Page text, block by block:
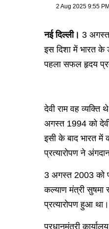
2 Aug 2025 9:55 PM
नई दिल्ली। 3 अगस्त
इस दिशा में भारत के
पहला सफल हृदय
देवी राम वह व्यक्ति
अगस्त 1994 को
इसी के बाद भारत में
प्रत्यारोपण ने
3 अगस्त 2003 को
कल्याण मंत्री
प्रत्यारोपण हुआ था।
प्रधानमंत्री